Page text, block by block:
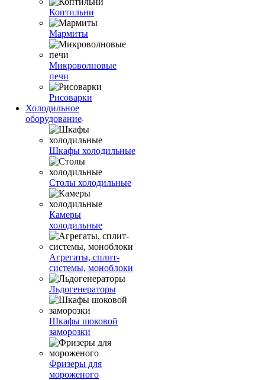
Коптильни
Мармиты
Микроволновые
печи
Рисоварки
Холодильное
оборудование
Шкафы холодильные
Столы холодильные
Камеры
холодильные
Агрегаты, сплит-
системы, моноблоки
Льдогенераторы
Шкафы шоковой
заморозки
Фризеры для
мороженого